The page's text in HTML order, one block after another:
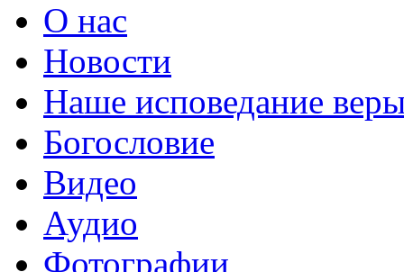
О нас
Новости
Наше исповедание
Богословие
Видео
Аудио
Фотографии